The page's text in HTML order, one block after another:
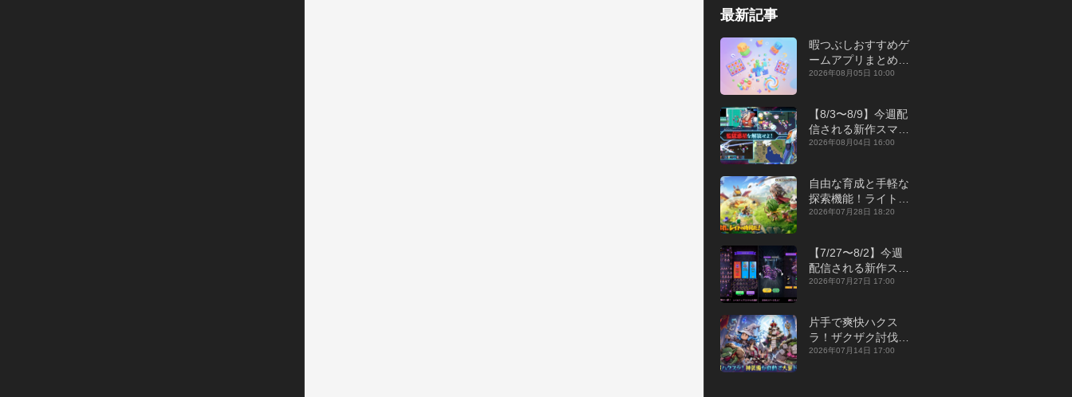
最新記事
暇つぶしおすすめゲ
ームアプリまとめ｜
オフライン対応あり
2026年08月05日 10:00
【8/3〜8/9】今週配
信される新作スマホ
ゲームをまとめてお
2026年08月04日 16:00
自由な育成と手軽な
探索機能！ライトカ
ジュアルMMORPG
P】
2026年07月28日 18:20
【7/27〜8/2】今週
配信される新作スマ
ホゲームをまとめて
2026年07月27日 17:00
片手で爽快ハクス
ラ！ザクザク討伐し
て神装備を集める放
2026年07月14日 17:00